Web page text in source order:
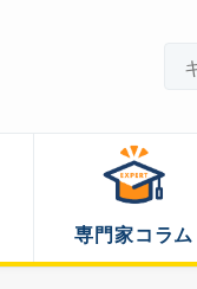
専門家コラム